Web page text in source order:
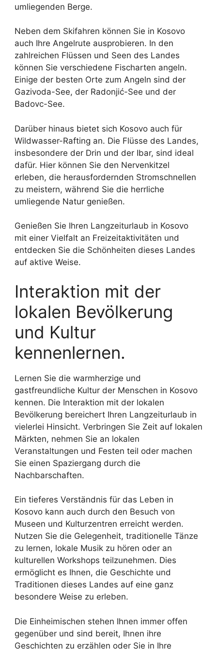
umliegenden Berge.
Neben dem Skifahren können Sie in Kosovo
auch Ihre Angelrute ausprobieren. In den
zahlreichen Flüssen und Seen des Landes
können Sie verschiedene Fischarten angeln.
Einige der besten Orte zum Angeln sind der
Gazivoda-See, der Radonjić-See und der
Badovc-See.
Darüber hinaus bietet sich Kosovo auch für
Wildwasser-Rafting an. Die Flüsse des Landes,
insbesondere der Drin und der Ibar, sind ideal
dafür. Hier können Sie den Nervenkitzel
erleben, die herausfordernden Stromschnellen
zu meistern, während Sie die herrliche
umliegende Natur genießen.
Genießen Sie Ihren Langzeiturlaub in Kosovo
mit einer Vielfalt an Freizeitaktivitäten und
entdecken Sie die Schönheiten dieses Landes
auf aktive Weise.
Interaktion mit der
lokalen Bevölkerung
und Kultur
kennenlernen.
Lernen Sie die warmherzige und
gastfreundliche Kultur der Menschen in Kosovo
kennen. Die Interaktion mit der lokalen
Bevölkerung bereichert Ihren Langzeiturlaub in
vielerlei Hinsicht. Verbringen Sie Zeit auf lokalen
Märkten, nehmen Sie an lokalen
Veranstaltungen und Festen teil oder machen
Sie einen Spaziergang durch die
Nachbarschaften.
Ein tieferes Verständnis für das Leben in
Kosovo kann auch durch den Besuch von
Museen und Kulturzentren erreicht werden.
Nutzen Sie die Gelegenheit, traditionelle Tänze
zu lernen, lokale Musik zu hören oder an
kulturellen Workshops teilzunehmen. Dies
ermöglicht es Ihnen, die Geschichte und
Traditionen dieses Landes auf eine ganz
besondere Weise zu erleben.
Die Einheimischen stehen Ihnen immer offen
gegenüber und sind bereit, Ihnen ihre
Geschichten zu erzählen oder Sie in Ihre